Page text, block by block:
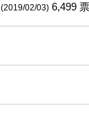
(2019/02/03)6,499 票